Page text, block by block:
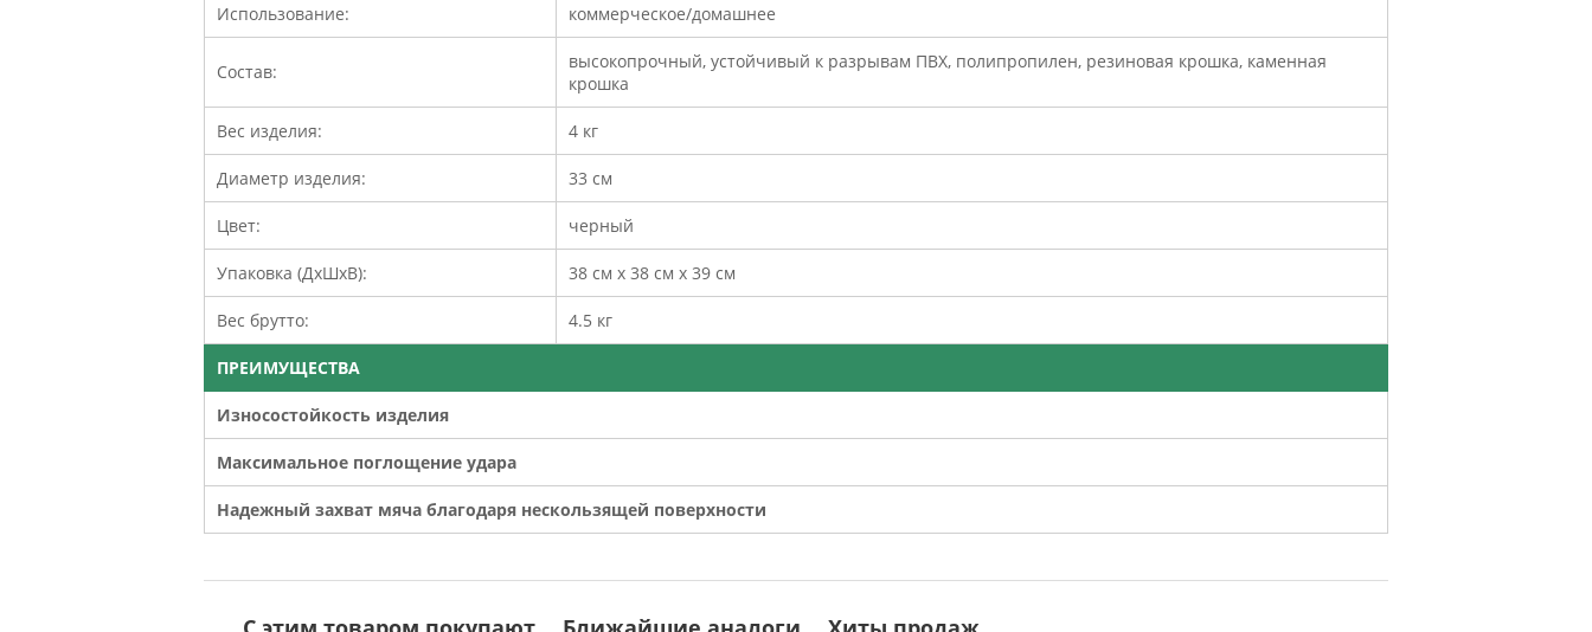
Использование: коммерческое/домашнее
Состав:
высокопрочный, устойчивый к разрывам ПВХ, полипропилен, резиновая крошка, каменная
крошка
Вес изделия: 4 кг
Диаметр изделия: 33 см
Цвет: черный
Упаковка (ДхШхВ): 38 см x 38 см x 39 см
Вес брутто: 4.5 кг
ПРЕИМУЩЕСТВА
Износостойкость изделия
Максимальное поглощение удара
Надежный захват мяча благодаря нескользящей поверхности